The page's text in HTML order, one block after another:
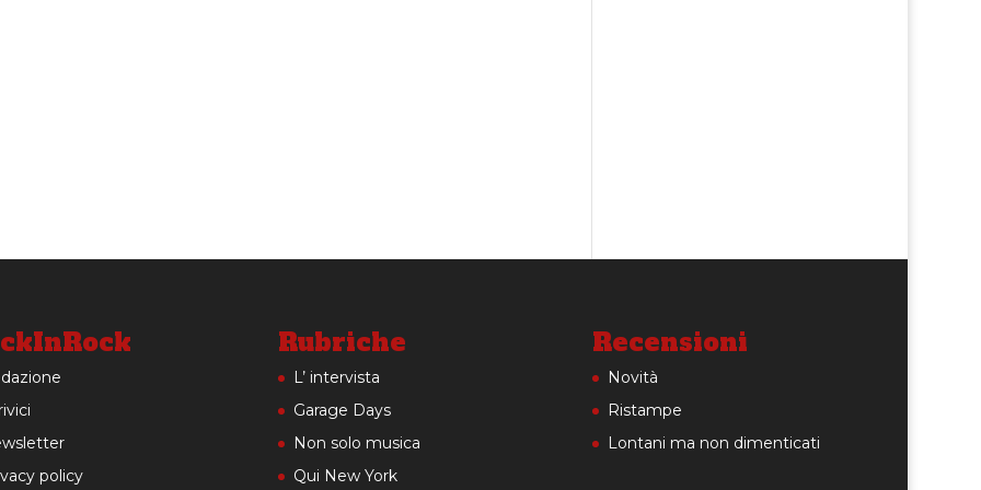
policy
Rubriche
L’ intervista
Garage Days
Non solo musica
Qui New York
Recensioni
Novità
Ristampe
Lontani ma non dimenticati